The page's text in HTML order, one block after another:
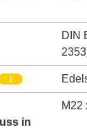
DIN
i
in
M22